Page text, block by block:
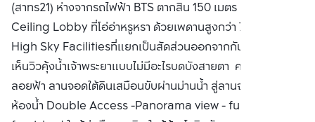
(สาทร21) ห่างจากรถไฟฟ้า BTS ตากสิน 150 เมตร High
Ceiling Lobby ที่โอ่อ่าหรูหรา ด้วยเพดานสูงกว่า 7 เมตร และ
High Sky Facilitiesที่แยกเป็นสัดส่วนออกจากกันทั้ง 2 ตึก
เห็นวิวคุ้งน้ำเจ้าพระยาแบบไม่มีอะไรบดบังสายตา ครัวติดอากาศ
ลอยฟ้า ลานจอดใต้ดินเสมือนขับผ่านม่านน้ำ สู่ลานจอดรถ
ห้องน้ำ Double Access -Panorama view - fully